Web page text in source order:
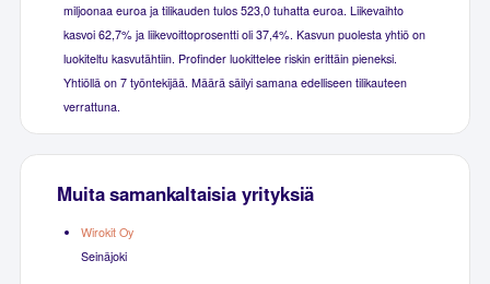
miljoonaa euroa ja tilikauden tulos 523,0 tuhatta euroa. Liikevaihto
kasvoi 62,7% ja liikevoittoprosentti oli 37,4%. Kasvun puolesta yhtiö on
luokiteltu kasvutähtiin. Profinder luokittelee riskin erittäin pieneksi.
Yhtiöllä on 7 työntekijää. Määrä säilyi samana edelliseen tilikauteen
verrattuna.
Muita samankaltaisia yrityksiä
Wirokit Oy
Seinäjoki